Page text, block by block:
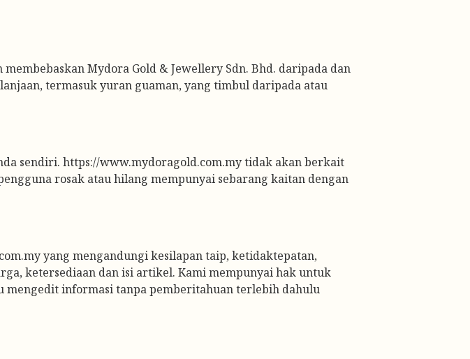
Mydora Gold & Jewellery Sdn. Bhd. daripada dan
termasuk yuran guaman, yang timbul daripada atau
sendiri. https://www.mydoragold.com.my tidak akan berkait
rosak atau hilang mempunyai sebarang kaitan dengan
yang mengandungi kesilapan taip, ketidaktepatan,
ketersediaan dan isi artikel. Kami mempunyai hak untuk
mengedit informasi tanpa pemberitahuan terlebih dahulu